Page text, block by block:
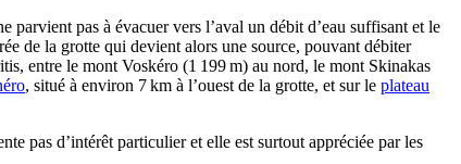
pas à évacuer vers l’aval un débit d’eau suffisant et le
de la grotte qui devient alors une source, pouvant débiter
entre le mont Voskéro (1 199 m) au nord, le mont Skinakas
, situé à environ 7 km à l’ouest de la grotte, et sur le plateau
pas d’intérêt particulier et elle est surtout appréciée par les